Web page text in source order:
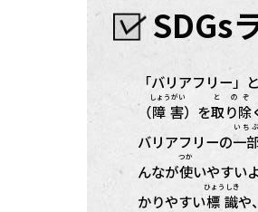
SDGs
「バリアフリー」
（障害
しょうがい
）を取り除
と のぞ
バリアフリーの一
いちぶ
んなが使
つか
いやすい
かりやすい標識
ひょうしき
や